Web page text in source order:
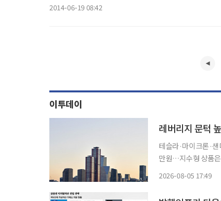
2014-06-19 08:42
이투데이
레버리지 문턱
테슬라·마이크론·
만원…지수형 상품은 제외 단일종목 레버리지 상품의 기본예탁금이
2026-08-05 17:49